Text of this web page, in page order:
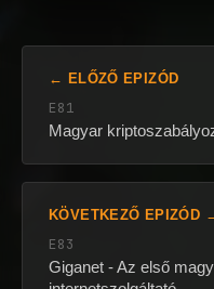
← ELŐZŐ EPIZÓD
E81
Magyar
KÖVETKEZŐ EPIZÓD
E83
Giganet - Az első